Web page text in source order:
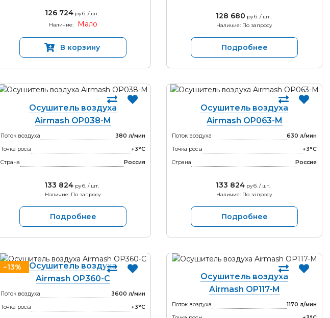
126 724руб. / шт.
Наличие:
Мало
В корзину
128 680 руб. / шт.
Наличие: По запросу
Подробнее
Осушитель воздуха
Airmash OP038-M
Поток воздуха
380 л/мин
Точка росы
+3°С
Страна
Россия
133 824 руб. / шт.
Наличие: По запросу
Подробнее
Осушитель воздуха
Airmash OP063-M
Поток воздуха
630 л/мин
Точка росы
+3°С
Страна
Россия
133 824 руб. / шт.
Наличие: По запросу
Подробнее
−13%
Осушитель воздуха
Airmash OP360-С
Поток воздуха
3600 л/мин
Точка росы
+3°С
Осушитель воздуха
Airmash OP117-M
Поток воздуха
1170 л/мин